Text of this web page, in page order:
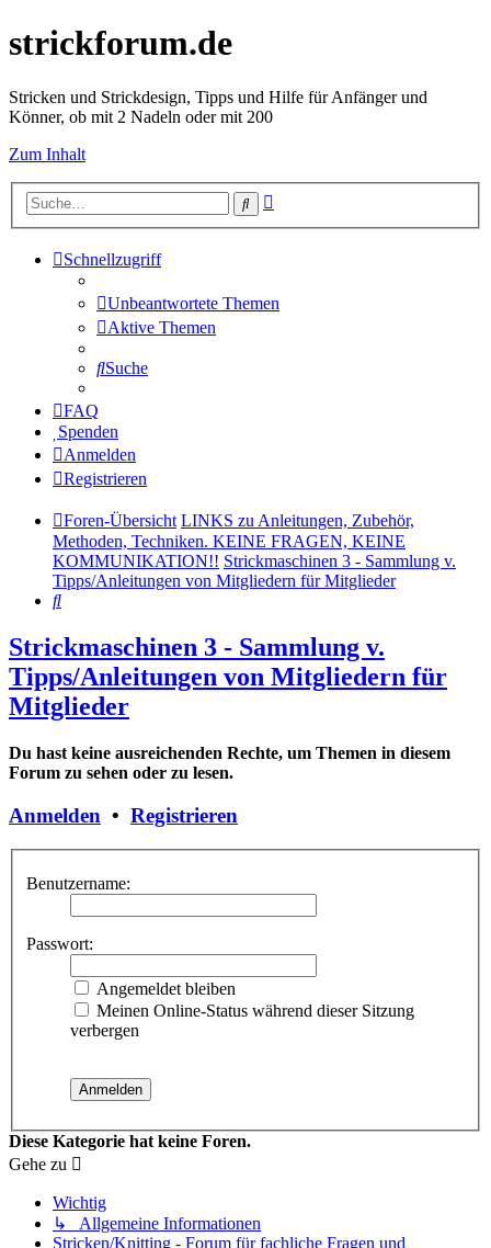
strickforum.de
Stricken und Strickdesign, Tipps und Hilfe für Anfänger und
Könner, ob mit 2 Nadeln oder mit 200
Zum Inhalt
Suche
Schnellzugriff
Unbeantwortete Themen
Aktive Themen
Suche
FAQ
Spenden
Anmelden
Registrieren
Foren-Übersicht LINKS zu Anleitungen, Zubehör,
Methoden, Techniken. KEINE FRAGEN, KEINE
KOMMUNIKATION!! Strickmaschinen 3 - Sammlung v.
Tipps/Anleitungen von Mitgliedern für Mitglieder
Suche
Strickmaschinen 3 - Sammlung v.
Tipps/Anleitungen von Mitgliedern für
Mitglieder
Du hast keine ausreichenden Rechte, um Themen in diesem
Forum zu sehen oder zu lesen.
Anmelden • Registrieren
Benutzername:
Passwort:
Angemeldet bleiben
Meinen Online-Status während dieser Sitzung
verbergen
Diese Kategorie hat keine Foren.
Gehe zu
Wichtig
↳ Allgemeine Informationen
Stricken/Knitting - Forum für fachliche Fragen und